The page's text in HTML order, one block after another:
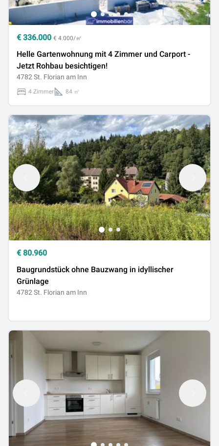
€ 336.000 € 4.000/㎡
Helle Gartenwohnung mit 4 Zimmer und Carport -
Jetzt Rohbau besichtigen!
4782 St. Florian am Inn
4 Zimmer 84 ㎡
€ 80.960
Baugrundstück ohne Bauzwang in idyllischer
Grünlage
4782 St. Florian am Inn